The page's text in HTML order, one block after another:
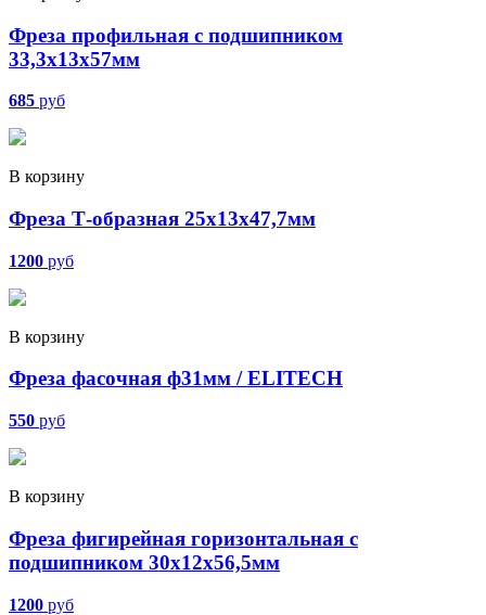
Фреза профильная с подшипником
33,3х13х57мм
685 руб
В корзину
Фреза Т-образная 25х13х47,7мм
1200 руб
В корзину
Фреза фасочная ф31мм / ELITECH
550 руб
В корзину
Фреза фигирейная горизонтальная с
подшипником 30х12х56,5мм
1200 руб